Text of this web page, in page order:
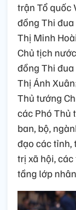
trận Tổ quốc
đồng Thi
Thị Minh
Chủ tịch
đồng Thi
Thị Ánh
Thủ tướng
các Phó Thủ
ban, bộ,
đạo các tỉnh,
trị xã hội,
tầng lớp